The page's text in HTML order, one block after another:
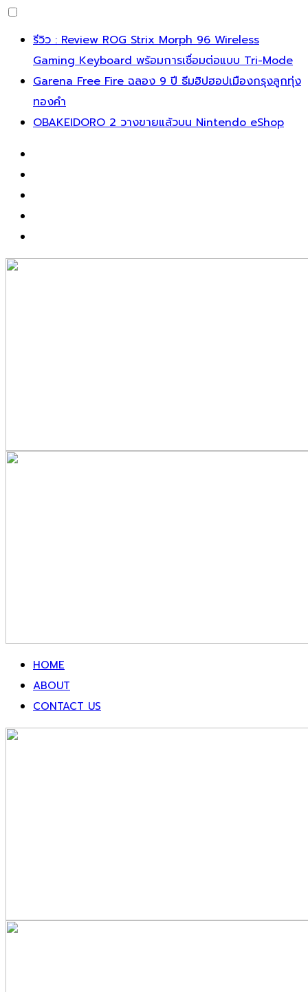
Skip
content
รีวิว : Review ROG Strix Morph 96 Wireless
Gaming Keyboard พร้อมการเชื่อมต่อแบบ Tri-Mode
Garena Free Fire ฉลอง 9 ปี ธีมฮิปฮอปเมืองกรุงลูกทุ่ง
ทองคำ
OBAKEIDORO 2 วางขายแล้วบน Nintendo eShop
HOME
ABOUT
CONTACT US